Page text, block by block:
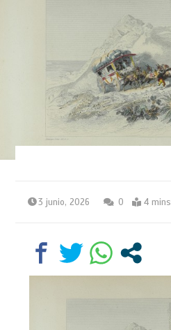
3 junio, 2026 0 4 mins